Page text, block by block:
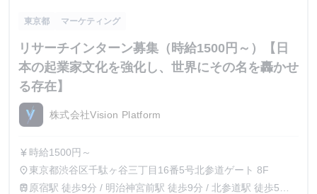
東京都 マーケティング
リサーチインターン募集（時給1500円～）【日
本の起業家文化を強化し、世界にその名を轟かせ
る存在】
株式会社Vision Platform
currency_yen 時給1500円～
place東京都渋谷区千駄ヶ谷三丁目16番5号北参道ゲート 8F
train 原宿駅 徒歩9分 / 明治神宮前駅 徒歩9分 / 北参道駅 徒歩5分 /